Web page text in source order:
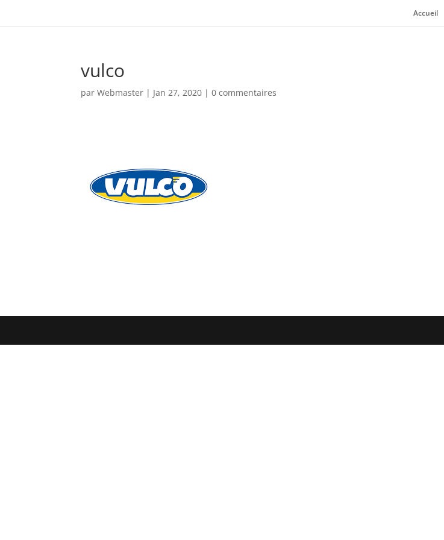
Accueil
vulco
parWebmaster | Jan 27, 2020 |0 commentaires